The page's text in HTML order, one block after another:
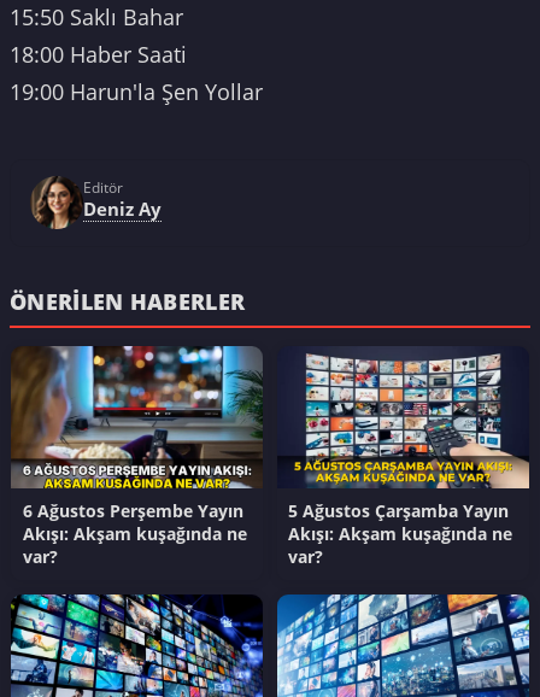
15:50 Saklı Bahar
18:00 Haber Saati
19:00 Harun'la Şen Yollar
Editör
Deniz Ay
ÖNERILEN HABERLER
6 Ağustos Perşembe Yayın
Akışı: Akşam kuşağında ne
var?
5 Ağustos Çarşamba Yayın
Akışı: Akşam kuşağında ne
var?